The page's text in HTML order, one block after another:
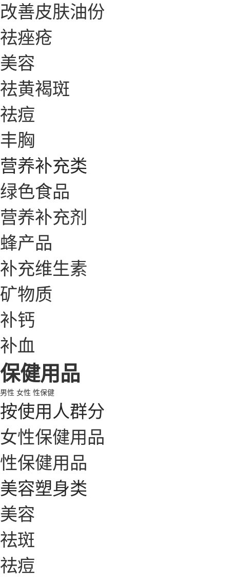
改善皮肤油份
祛痤疮
美容
祛黄褐斑
祛痘
丰胸
营养补充类
绿色食品
营养补充剂
蜂产品
补充维生素
矿物质
补钙
补血
保健用品
男性 女性 性保健
按使用人群分
女性保健用品
性保健用品
美容塑身类
美容
祛斑
祛痘